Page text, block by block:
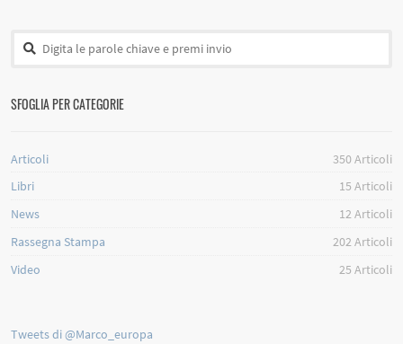
SFOGLIA PER CATEGORIE
Articoli 350Articoli
Libri
15 Articoli
News
12Articoli
Rassegna Stampa
202Articoli
Video
25 Articoli
Tweets di @Marco_europa